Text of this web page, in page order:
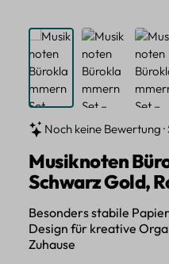
Noch keine Bewertung
Musiknoten
Schwarz Gold,
Besonders stabile
Design für kreative
Zuhause